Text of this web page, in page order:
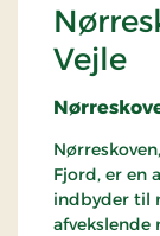
Vejle
Fjord, er en
indbyder til
afvekslende